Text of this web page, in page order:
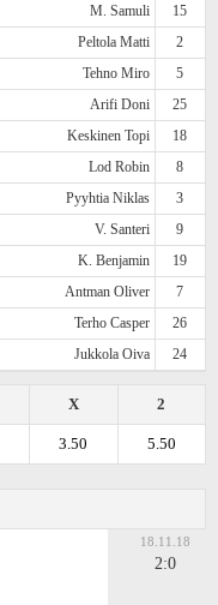
M. Samuli
15
Peltola Matti
2
Tehno Miro
5
Arifi Doni
25
Keskinen Topi
18
Lod Robin
8
Pyyhtia Niklas
3
V. Santeri
9
K. Benjamin
19
Antman Oliver
7
Terho Casper
26
Jukkola Oiva 24
2
X
5.50
3.50
18.11.18
2:0